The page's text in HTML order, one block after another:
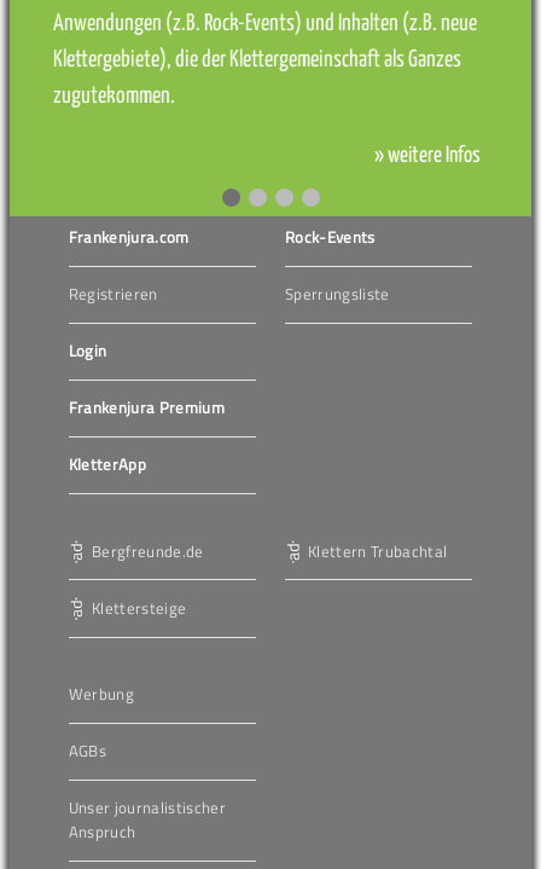
Anwendungen (z.B. Rock-Events) und Inhalten (z.B. neue
Klettergebiete), die der Klettergemeinschaft als Ganzes
zugutekommen.
» weitere Infos
Frankenjura.com
Registrieren
Login
Frankenjura Premium
KletterApp
Rock-Events
Sperrungsliste
Bergfreunde.de
Klettersteige
Klettern Trubachtal
Werbung
AGBs
Unser journalistischer
Anspruch